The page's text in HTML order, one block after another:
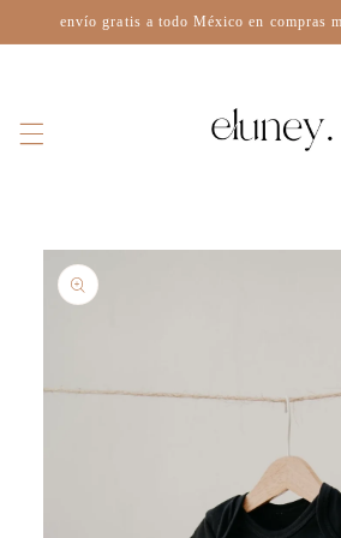
directamente
al contenido
envío gratis a todo México en compras
directamente
información